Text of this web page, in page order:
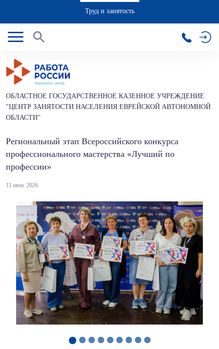
Труд и занятость
ОБЛАСТНОЕ ГОСУДАРСТВЕННОЕ КАЗЕННОЕ УЧРЕЖДЕНИЕ
"ЦЕНТР ЗАНЯТОСТИ НАСЕЛЕНИЯ ЕВРЕЙСКОЙ АВТОНОМНОЙ
ОБЛАСТИ"
Региональный этап Всероссийского конкурса
профессионального мастерства «Лучший по
профессии»
11 июн. 2026